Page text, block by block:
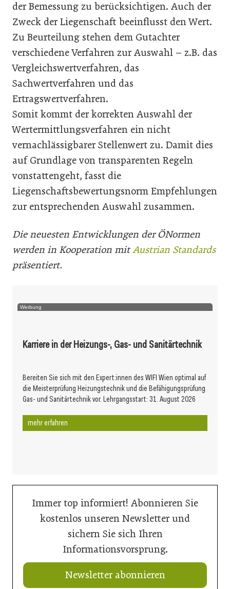
der Bemessung zu berücksichtigen. Auch der
Zweck der Liegenschaft beeinflusst den Wert.
Zu Beurteilung stehen dem Gutachter
verschiedene Verfahren zur Auswahl – z.B. das
Vergleichswertverfahren, das
Sachwertverfahren und das
Ertragswertverfahren.
Somit kommt der korrekten Auswahl der
Wertermittlungsverfahren ein nicht
vernachlässigbarer Stellenwert zu. Damit dies
auf Grundlage von transparenten Regeln
vonstattengeht, fasst die
Liegenschaftsbewertungsnorm Empfehlungen
zur entsprechenden Auswahl zusammen.
Die neuesten Entwicklungen der ÖNormen
werden in Kooperation mitAustrian Standards
präsentiert.
Werbung
Karriere in der Heizungs-, Gas- und Sanitärtechnik
Bereiten Sie sich mit den Expert:innen des WIFI Wien optimal auf
die Meisterprüfung Heizungstechnik und die Befähigungsprüfung
Gas- und Sanitärtechnik vor. Lehrgangsstart: 31. August 2026
mehr erfahren
Immer top informiert! Abonnieren Sie
kostenlos unseren Newsletter und
sichern Sie sich Ihren
Informationsvorsprung.
Newsletter abonnieren